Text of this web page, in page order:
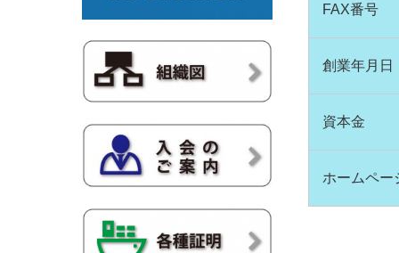
FAX番号
創業年月日
資本金
ホームペー